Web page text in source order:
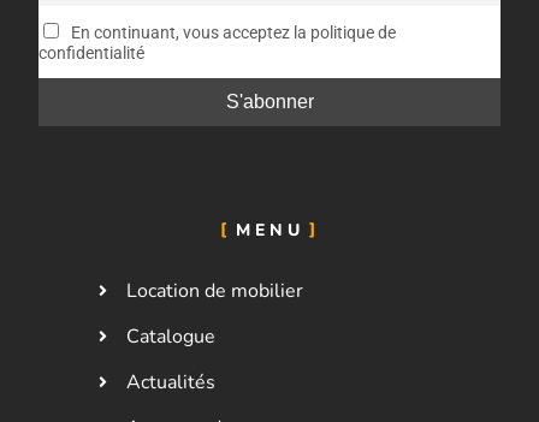
En continuant, vous acceptez la politique de
confidentialité
MENU
Location de mobilier
Catalogue
Actualités